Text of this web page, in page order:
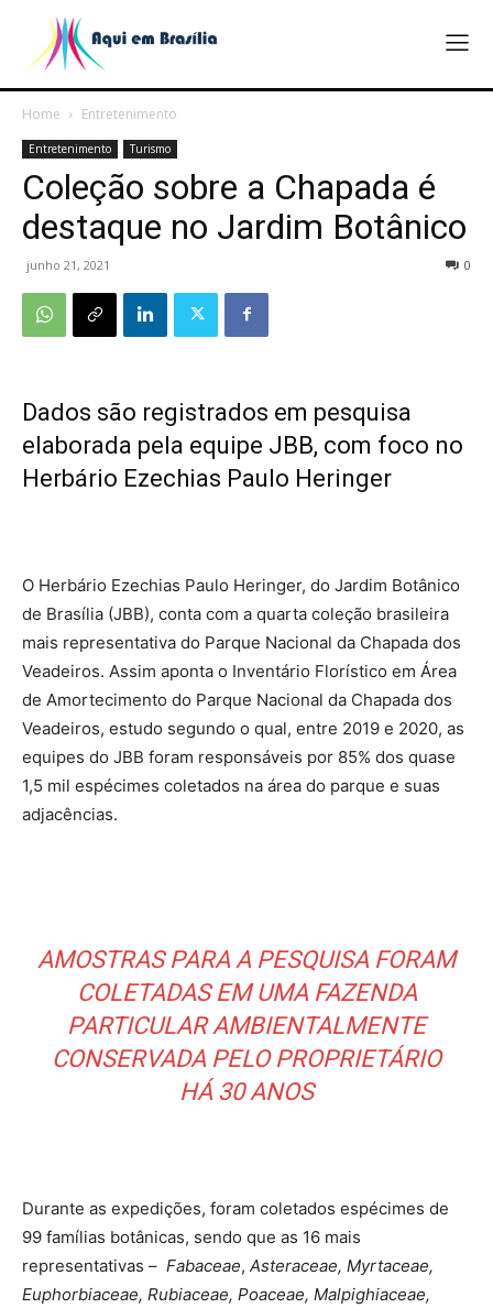
Home Entretenimento
Entretenimento Turismo
Coleção sobre a Chapada é
destaque no Jardim Botânico
junho 21, 2021 0
Dados são registrados em pesquisa
elaborada pela equipe JBB, com foco no
Herbário Ezechias Paulo Heringer
O Herbário Ezechias Paulo Heringer, do Jardim Botânico
de Brasília (JBB), conta com a quarta coleção brasileira
mais representativa do Parque Nacional da Chapada dos
Veadeiros. Assim aponta o Inventário Florístico em Área
de Amortecimento do Parque Nacional da Chapada dos
Veadeiros, estudo segundo o qual, entre 2019 e 2020, as
equipes do JBB foram responsáveis por 85% dos quase
1,5 mil espécimes coletados na área do parque e suas
adjacências.
AMOSTRAS PARA A PESQUISA FORAM
COLETADAS EM UMA FAZENDA
PARTICULAR AMBIENTALMENTE
CONSERVADA PELO PROPRIETÁRIO
HÁ 30 ANOS
Durante as expedições, foram coletados espécimes de
99 famílias botânicas, sendo que as 16 mais
representativas – Fabaceae, Asteraceae, Myrtaceae,
Euphorbiaceae, Rubiaceae, Poaceae, Malpighiaceae,